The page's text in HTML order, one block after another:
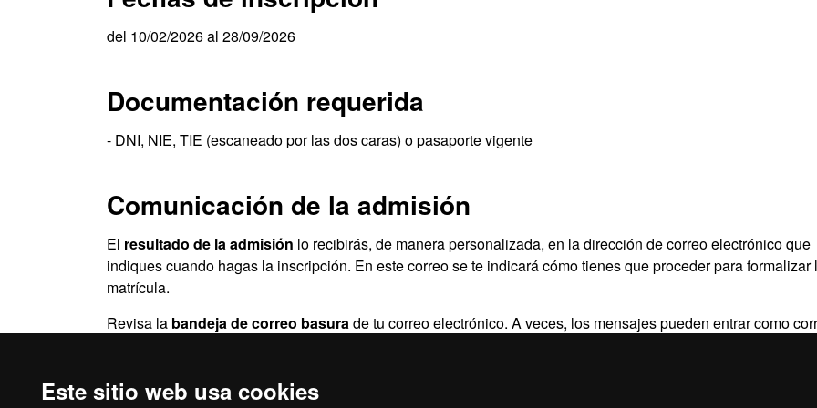
Este sitio web usa cookies
del 10/02/2026 al 28/09/2026
Documentación requerida
- DNI, NIE, TIE (escaneado por las dos caras) o pasaporte vigente
Comunicación de la admisión
El resultado de la admisión lo recibirás, de manera personalizada, en la dirección de correo electrónico que
indiques cuando hagas la inscripción. En este correo se te indicará cómo tienes que proceder para formalizar
matrícula.
Revisa la bandeja de correo basurade tu correo electrónico. A veces, los mensajes pueden entrar como